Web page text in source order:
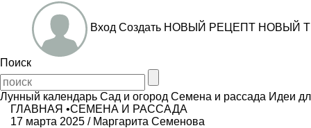
Вход Создать НОВЫЙ РЕЦЕПТ НОВЫЙ
Поиск
Лунный календарь Сад и огород Семена и рассада Идеи
ГЛАВНАЯ •СЕМЕНА И РАССАДА
17 марта 2025 / Маргарита Семенова